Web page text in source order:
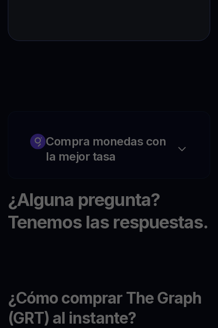
Compra monedas con
la mejor tasa
¿Alguna pregunta?
Tenemos las respuestas.
¿Cómo comprar The Graph
(GRT) al instante?